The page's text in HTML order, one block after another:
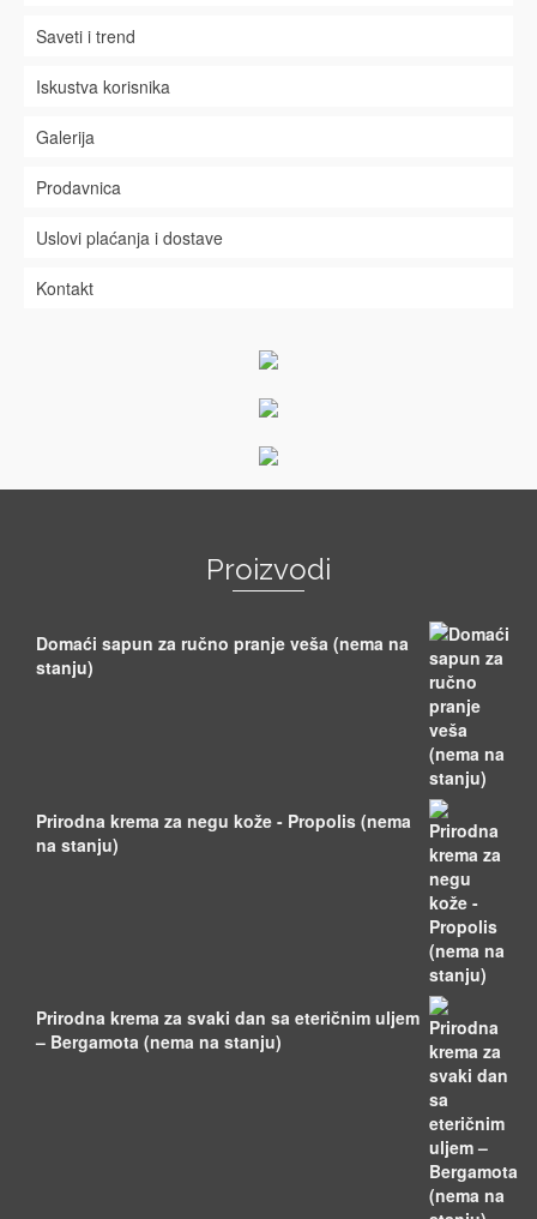
Saveti i trend
Iskustva korisnika
Galerija
Prodavnica
Uslovi plaćanja i dostave
Kontakt
Proizvodi
Domaći sapun za ručno pranje veša (nema na
stanju)
Prirodna krema za negu kože - Propolis (nema
na stanju)
Prirodna krema za svaki dan sa eteričnim uljem
– Bergamota (nema na stanju)